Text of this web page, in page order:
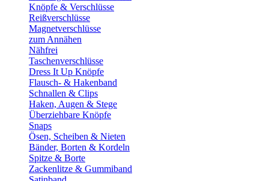
Knöpfe & Verschlüsse
Reißverschlüsse
Magnetverschlüsse
zum Annähen
Nähfrei
Taschenverschlüsse
Dress It Up Knöpfe
Flausch- & Hakenband
Schnallen & Clips
Haken, Augen & Stege
Überziehbare Knöpfe
Snaps
Ösen, Scheiben & Nieten
Bänder, Borten & Kordeln
Spitze & Borte
Zackenlitze & Gummiband